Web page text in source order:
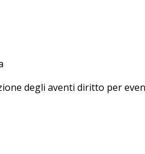
degli aventi diritto per